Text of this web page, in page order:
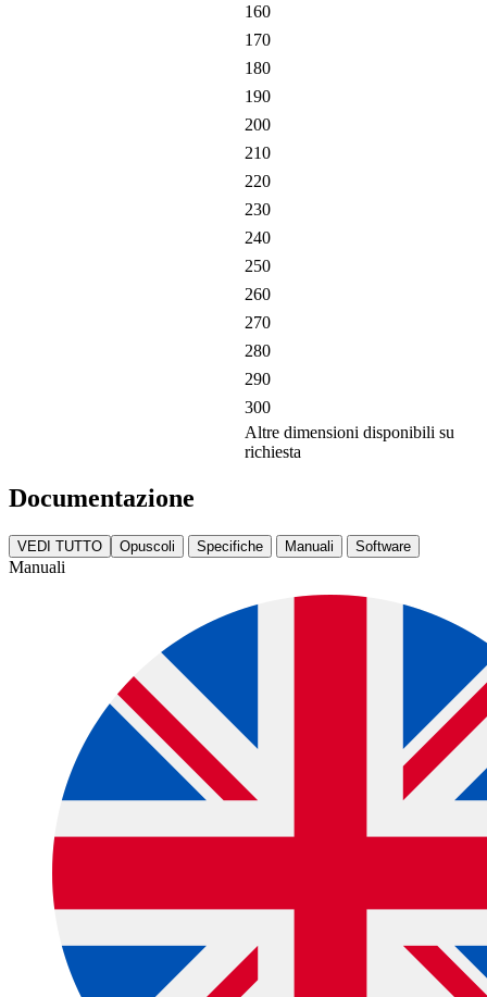
160
170
180
190
200
210
220
230
240
250
260
270
280
290
300
Altre dimensioni disponibili su
richiesta
Documentazione
VEDI TUTTO Opuscoli Specifiche Manuali Software
Manuali